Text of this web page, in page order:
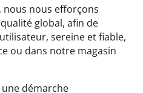
nous nous efforçons
global, afin de
sereine et fiable,
ou dans notre magasin
démarche